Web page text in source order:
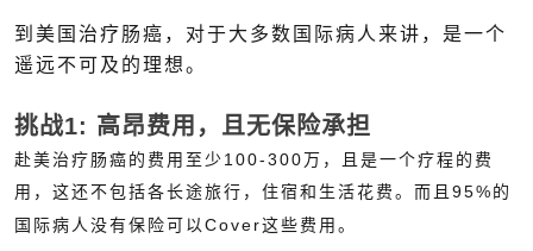
到美国治疗肠癌，对于大多数国际病人来讲，是一个
遥远不可及的理想。
挑战1: 高昂费用，且无保险承担
赴美治疗肠癌的费用至少100-300万，且是一个疗程的费
用，这还不包括各长途旅行，住宿和生活花费。而且95%的
国际病人没有保险可以Cover这些费用。